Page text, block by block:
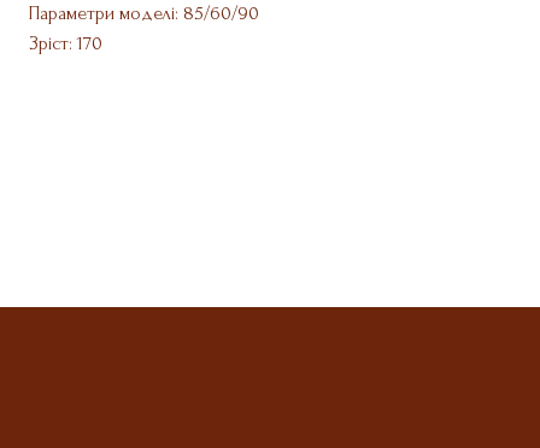
Параметри моделі: 85/60/90
Зріст: 170